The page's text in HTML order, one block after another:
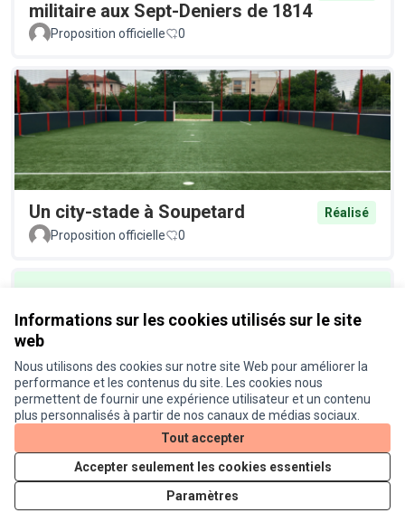
Informations sur les cookies utilisés sur le site
web
Nous utilisons des cookies sur notre site Web pour améliorer la
performance et les contenus du site. Les cookies nous
permettent de fournir une expérience utilisateur et un contenu
plus personnalisés à partir de nos canaux de médias sociaux.
Tout accepter
Accepter seulement les cookies essentiels
Paramètres
militaire aux Sept-Deniers de 1814
Proposition officielle 0
Un city-stade à Soupetard
Réalisé
Proposition officielle
0
Un éclairage plus écologique au
Réalisé
Proposition officielle